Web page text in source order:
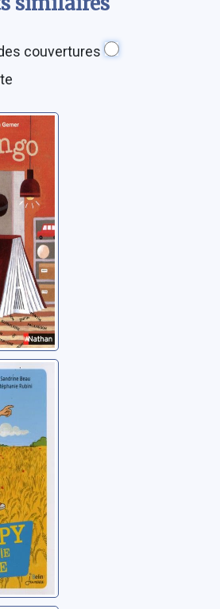
couvertures
la